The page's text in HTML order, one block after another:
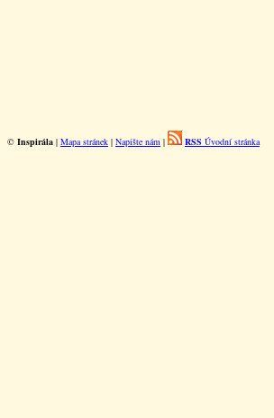
© Inspirála | Mapa stránek | Napište nám | RSS Úvodní stránka